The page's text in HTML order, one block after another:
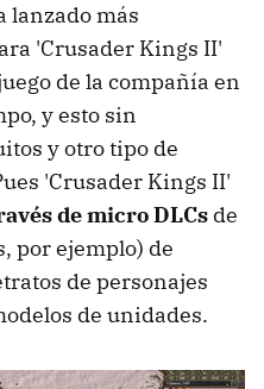
lanzado más
'Crusader Kings II'
de la compañía en
y esto sin
y otro tipo de
'Crusader Kings II'
de micro DLCs de
por ejemplo) de
de personajes
de unidades.